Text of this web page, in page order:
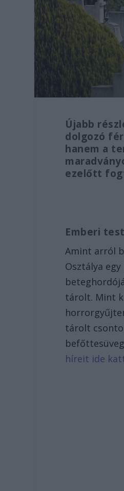
Újabb
dolgozó
hanem a
ezelőtt
Emberi
Amint arról
Osztálya
tárolt. Mint
tárolt
híreit ide